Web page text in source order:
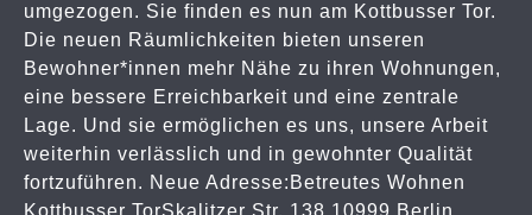
umgezogen. Sie finden es nun am Kottbusser Tor.
Die neuen Räumlichkeiten bieten unseren
Bewohner*innen mehr Nähe zu ihren Wohnungen,
eine bessere Erreichbarkeit und eine zentrale
Lage. Und sie ermöglichen es uns, unsere Arbeit
weiterhin verlässlich und in gewohnter Qualität
fortzuführen. Neue Adresse:Betreutes Wohnen
Kottbusser TorSkalitzer Str. 138 10999 Berlin